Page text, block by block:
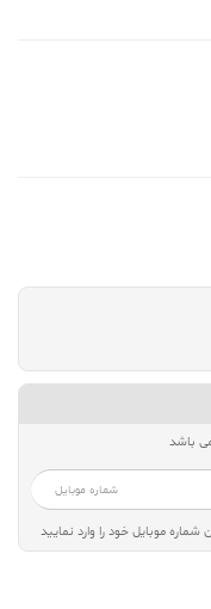
باشد
موبایل خود را وارد نمایید